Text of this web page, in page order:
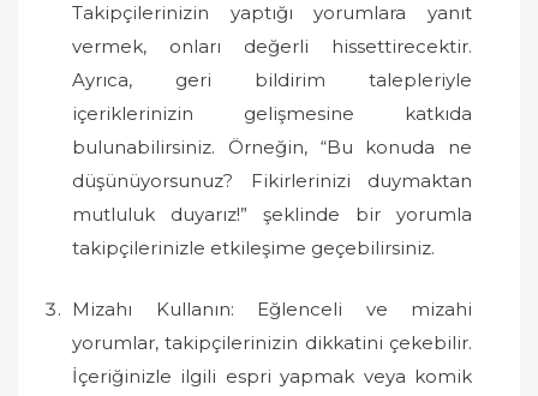
Takipçilerinizin yaptığı yorumlara yanıt
vermek, onları değerli hissettirecektir.
Ayrıca, geri bildirim talepleriyle
içeriklerinizin gelişmesine katkıda
bulunabilirsiniz. Örneğin, “Bu konuda ne
düşünüyorsunuz? Fikirlerinizi duymaktan
mutluluk duyarız!” şeklinde bir yorumla
takipçilerinizle etkileşime geçebilirsiniz.
Mizahı Kullanın: Eğlenceli ve mizahi
yorumlar, takipçilerinizin dikkatini çekebilir.
İçeriğinizle ilgili espri yapmak veya komik